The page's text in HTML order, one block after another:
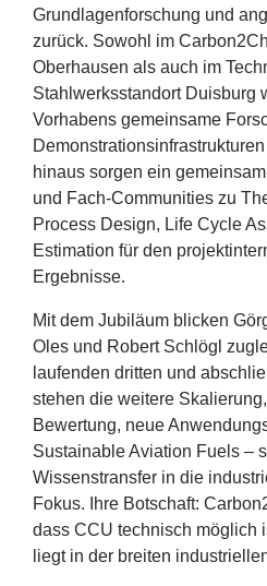
Grundlagenforschung und
zurück. Sowohl im Carbon2
Oberhausen als auch im
Stahlwerksstandort Duisburg
Vorhabens gemeinsame
hinaus sorgen ein
und Fach-Communities zu
Process Design, Life Cycle
Estimation für den
Ergebnisse.
Mit dem Jubiläum blicken
Oles und Robert Schlögl
laufenden dritten und
stehen die weitere
Bewertung, neue
Sustainable Aviation Fuels –
Wissenstransfer in die
Fokus. Ihre Botschaft: Carbon
dass CCU technisch möglich
liegt in der breiten